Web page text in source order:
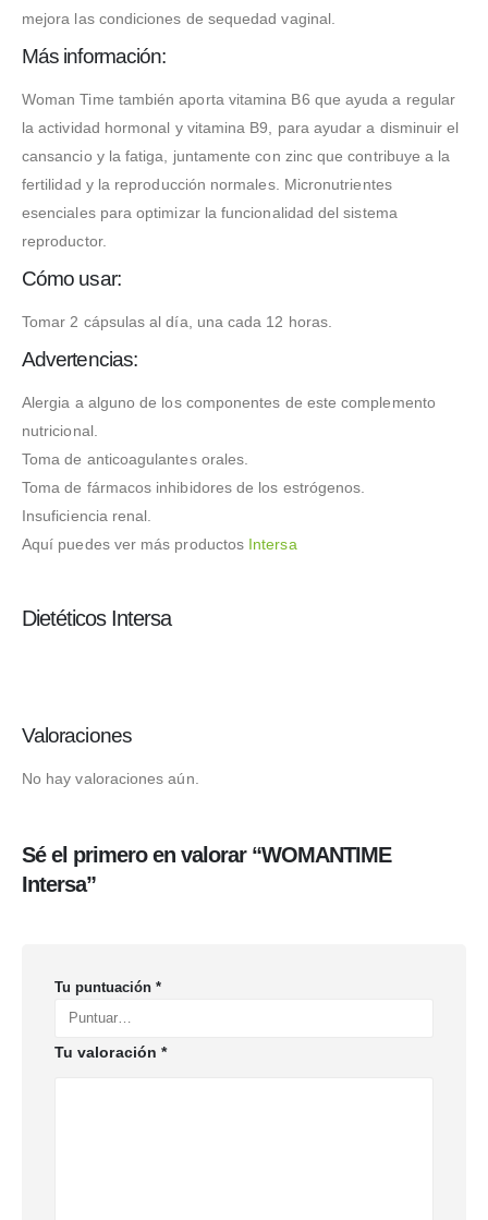
mejora las condiciones de sequedad vaginal.
Más información:
Woman Time también aporta vitamina B6 que ayuda a regular
la actividad hormonal y vitamina B9, para ayudar a disminuir el
cansancio y la fatiga, juntamente con zinc que contribuye a la
fertilidad y la reproducción normales. Micronutrientes
esenciales para optimizar la funcionalidad del sistema
reproductor.
Cómo usar:
Tomar 2 cápsulas al día, una cada 12 horas.
Advertencias:
Alergia a alguno de los componentes de este complemento
nutricional.
Toma de anticoagulantes orales.
Toma de fármacos inhibidores de los estrógenos.
Insuficiencia renal.
Aquí puedes ver más productos Intersa
Dietéticos Intersa
Valoraciones
No hay valoraciones aún.
Sé el primero en valorar “WOMANTIME
Intersa”
Tu puntuación *
Tu valoración *